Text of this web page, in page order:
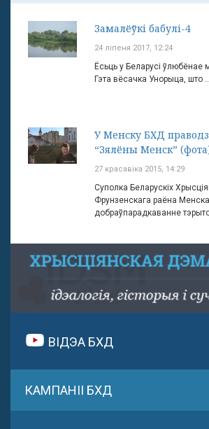
Замалёўкі бабулі-4
24 ліпеня 2017, 12:24
Ёсьць у Беларусі ўлюбёнае
Гэта вёсачка Унорыца, што
У Менску БХД
“Зялёны Менск”
27 красавіка 2015, 14:29
Суполка Беларускіх
Фрунзенскага раёна
добраўпарадкаванне
ВІДЭА БХД
КАМПАНІІ БХД